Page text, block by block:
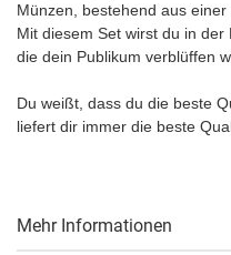
Münzen, bestehend aus
Mit diesem Set wirst du in der
die dein Publikum verblüffen
Du weißt, dass du die beste
liefert dir immer die beste
Mehr Informationen